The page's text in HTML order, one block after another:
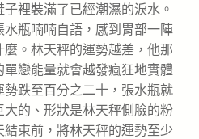
裡裝滿了已經潮濕的淚水。
水瓶喃喃自語，感到胃部一陣
。林天秤的運勢越差，他那
戀能量就會越發瘋狂地實體
跌至百分之二十，張水瓶就
的、形狀是林天秤側臉的粉
束前，將林天秤的運勢至少